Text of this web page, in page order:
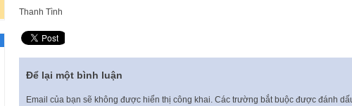
Thanh Tình
Để lại một bình luận
Email của bạn sẽ không được hiển thị công khai. Các trường bắt buộc được đánh